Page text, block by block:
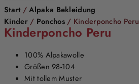
Start /Alpaka Bekleidung
Kinder/ Ponchos/ Kinderponcho Peru
Kinderponcho Peru
100% Alpakawolle
Größen 98-104
Mit tollem Muster